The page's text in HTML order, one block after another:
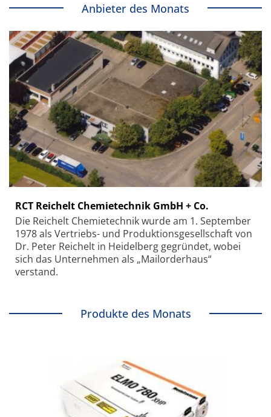
Anbieter des Monats
RCT Reichelt Chemietechnik GmbH + Co.
Die Reichelt Chemietechnik wurde am 1. September
1978 als Vertriebs- und Produktionsgesellschaft von
Dr. Peter Reichelt in Heidelberg gegründet, wobei
sich das Unternehmen als „Mailorderhaus“
verstand.
Produkte des Monats